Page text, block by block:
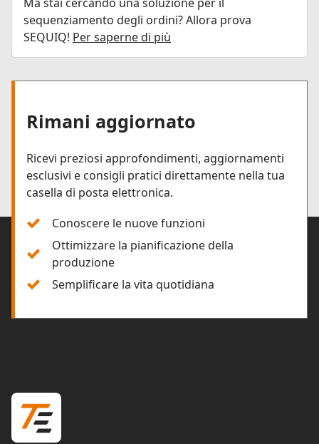
sequenziamento degli ordini? Allora prova
SEQUIQ! Per saperne di più
Rimani aggiornato
Ricevi preziosi approfondimenti, aggiornamenti
esclusivi e consigli pratici direttamente nella tua
casella di posta elettronica.
Conoscere le nuove funzioni
Ottimizzare la pianificazione della
produzione
Semplificare la vita quotidiana